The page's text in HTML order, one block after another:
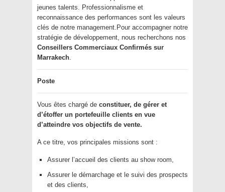
jeunes talents. Professionnalisme et
reconnaissance des performances sont les valeurs
clés de notre management.Pour accompagner notre
stratégie de développement, nous recherchons nos
Conseillers Commerciaux Confirmés sur
Marrakech.
Poste
Vous êtes chargé de constituer, de gérer et
d’étoffer un portefeuille clients en vue
d’atteindre vos objectifs de vente.
A ce titre, vos principales missions sont :
Assurer l’accueil des clients au show room,
Assurer le démarchage et le suivi des prospects
et des clients,